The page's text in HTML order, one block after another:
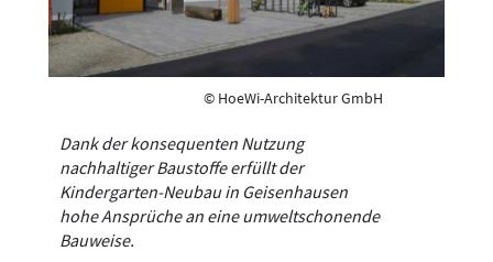
© HoeWi-Architektur GmbH
Dank der konsequenten Nutzung
nachhaltiger Baustoffe erfüllt der
Kindergarten-Neubau in Geisenhausen
hohe Ansprüche an eine umweltschonende
Bauweise.